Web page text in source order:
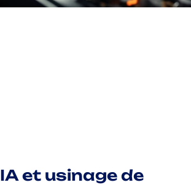
IA et usinage de